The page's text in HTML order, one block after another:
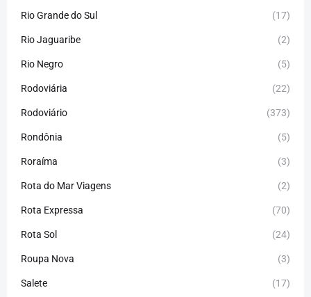
Rio Grande do Sul (17)
Rio Jaguaribe (2)
Rio Negro (5)
Rodoviária (22)
Rodoviário (373)
Rondônia (5)
Roraíma (3)
Rota do Mar Viagens (2)
Rota Expressa (70)
Rota Sol (24)
Roupa Nova (3)
Salete (17)